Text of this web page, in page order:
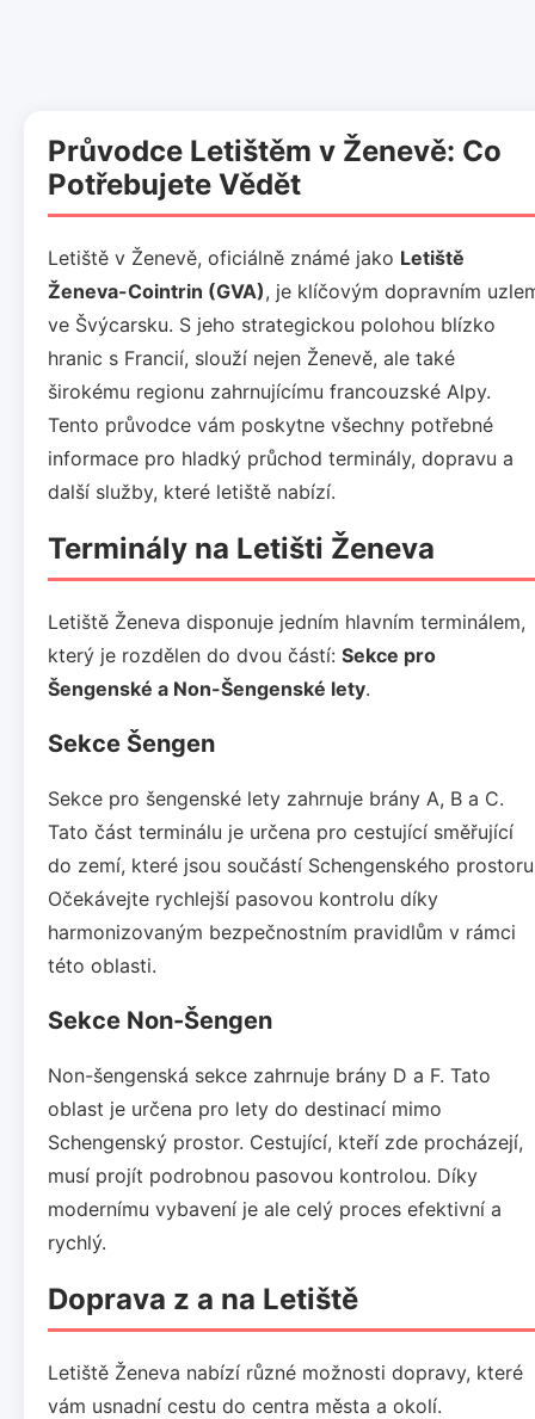
Průvodce Letištěm v Ženevě: Co
Potřebujete Vědět
Letiště v Ženevě, oficiálně známé jako Letiště
Ženeva-Cointrin (GVA), je klíčovým dopravním
ve Švýcarsku. S jeho strategickou polohou blízko
hranic s Francií, slouží nejen Ženevě, ale také
širokému regionu zahrnujícímu francouzské Alpy.
Tento průvodce vám poskytne všechny potřebné
informace pro hladký průchod terminály, dopravu a
další služby, které letiště nabízí.
Terminály na Letišti Ženeva
Letiště Ženeva disponuje jedním hlavním terminálem,
který je rozdělen do dvou částí: Sekce pro
Šengenské a Non-Šengenské lety.
Sekce Šengen
Sekce pro šengenské lety zahrnuje brány A, B a C.
Tato část terminálu je určena pro cestující směřující
do zemí, které jsou součástí Schengenského
Očekávejte rychlejší pasovou kontrolu díky
harmonizovaným bezpečnostním pravidlům v rámci
této oblasti.
Sekce Non-Šengen
Non-šengenská sekce zahrnuje brány D a F. Tato
oblast je určena pro lety do destinací mimo
Schengenský prostor. Cestující, kteří zde procházejí,
musí projít podrobnou pasovou kontrolou. Díky
modernímu vybavení je ale celý proces efektivní a
rychlý.
Doprava z a na Letiště
Letiště Ženeva nabízí různé možnosti dopravy, které
vám usnadní cestu do centra města a okolí.